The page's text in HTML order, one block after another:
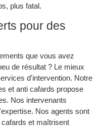
plus fatal.
pour des
que vous avez
de résultat ? Le mieux
d'intervention. Notre
et anti cafards propose
Nos intervenants
Nos agents sont
et maîtrisent